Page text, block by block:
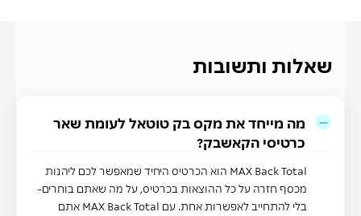
שאלות ותשובות
מה מייחד את מקס בק טוטאל לעומת שאר
כרטיסי הקאשבק?
MAX Back Total הוא הכרטיס היחיד שמאפשר לכם ליהנות
מכסף חזרה על כל ההוצאות בכרטיס, על מה שאתם בוחרים-
בלי להתחייב לאפשרות אחת. עם MAX Back Total אתם